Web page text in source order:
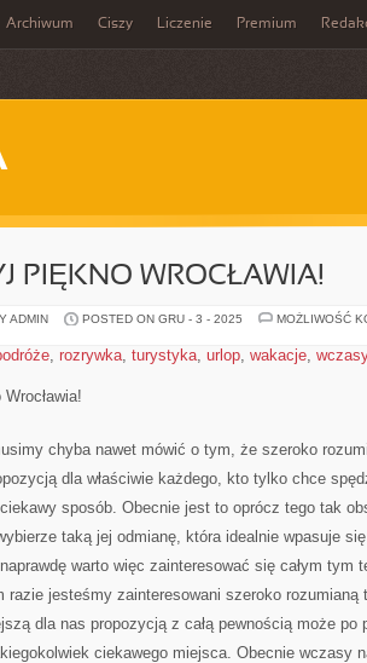
Archiwum Ciszy Liczenie Premium
PIĘKNO WROCŁAWIA!
ADMIN POSTED ON GRU - 3 - 2025
MOŻLIWOŚĆ
, rozrywka, turystyka, urlop, wakacje,
chyba nawet mówić o tym, że szeroko
dla właściwie każdego, kto tylko chce
sposób. Obecnie jest to oprócz tego tak
taką jej odmianę, która idealnie wpasuje
warto więc zainteresować się całym tym
razie jesteśmy zainteresowani szeroko rozumianą
dla nas propozycją z całą pewnością może po
ciekawego miejsca. Obecnie wczasy